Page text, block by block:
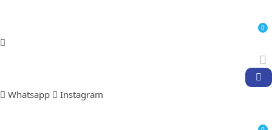
0
Whatsapp Instagram